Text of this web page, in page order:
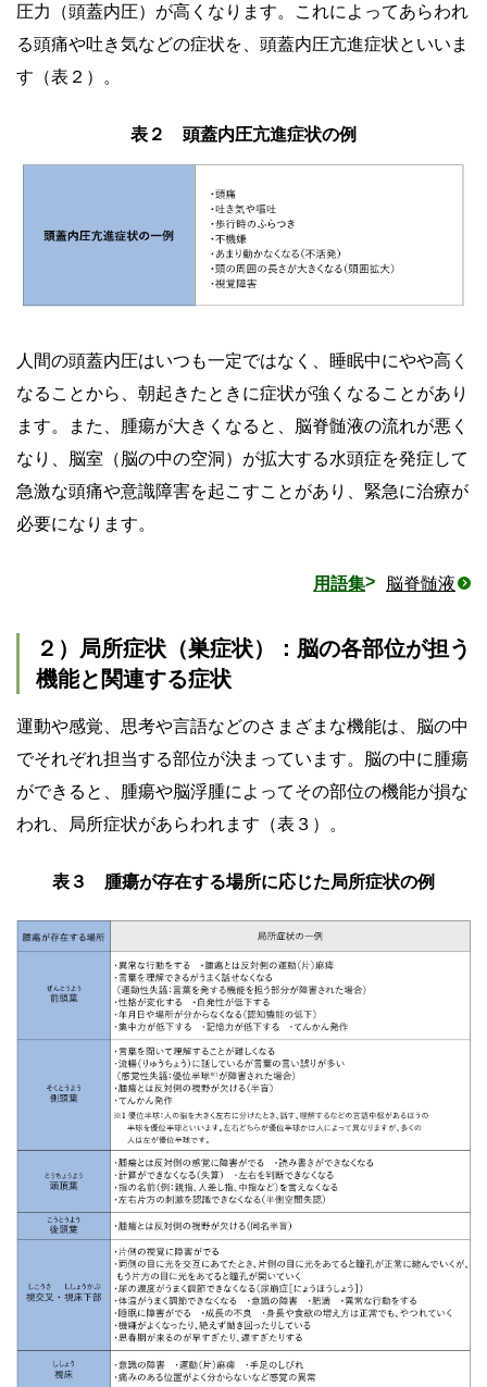
圧力（頭蓋内圧）が高くなります。これによってあらわれ
る頭痛や吐き気などの症状を、頭蓋内圧亢進症状といいま
す（表２）。
表２ 頭蓋内圧亢進症状の例
人間の頭蓋内圧はいつも一定ではなく、睡眠中にやや高く
なることから、朝起きたときに症状が強くなることがあり
ます。また、腫瘍が大きくなると、脳脊髄液の流れが悪く
なり、脳室（脳の中の空洞）が拡大する水頭症を発症して
急激な頭痛や意識障害を起こすことがあり、緊急に治療が
必要になります。
用語集 脳脊髄液
２）局所症状（巣症状）：脳の各部位が担う
機能と関連する症状
運動や感覚、思考や言語などのさまざまな機能は、脳の中
でそれぞれ担当する部位が決まっています。脳の中に腫瘍
ができると、腫瘍や脳浮腫によってその部位の機能が損な
われ、局所症状があらわれます（表３）。
表３ 腫瘍が存在する場所に応じた局所症状の例